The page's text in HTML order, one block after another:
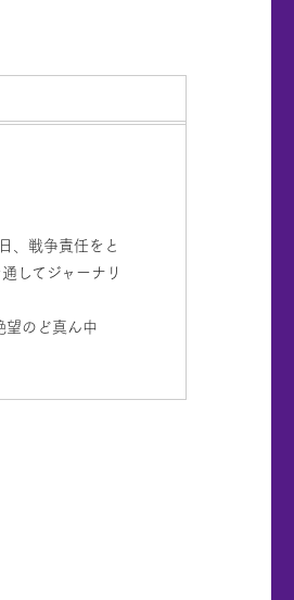
、戦争責任をと
してジャーナリ
のど真ん中